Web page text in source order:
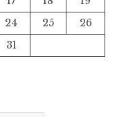
24 25
26
31